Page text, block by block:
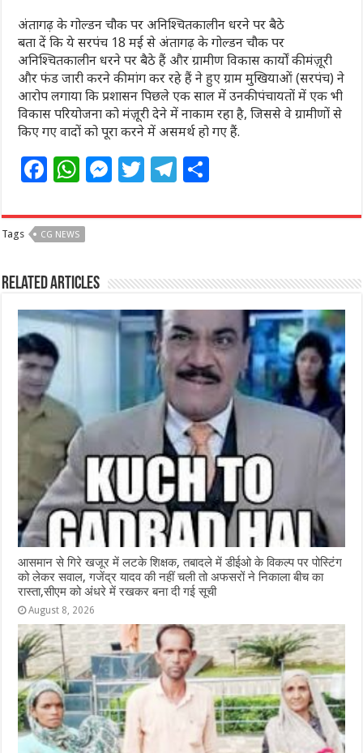
अंतागढ़ के गोल्डन चौक पर अनिश्चितकालीन धरने पर बैठे
बता दें कि ये सरपंच 18 मई से अंतागढ़ के गोल्डन चौक पर
अनिश्चितकालीन धरने पर बैठे हैं और ग्रामीण विकास कार्यों की मंज़ूरी
और फंड जारी करने की मांग कर रहे हैं ने हुए ग्राम मुखियाओं (सरपंच) ने
आरोप लगाया कि प्रशासन पिछले एक साल में उनकी पंचायतों में एक भी
विकास परियोजना को मंज़ूरी देने में नाकाम रहा है, जिससे वे ग्रामीणों से
किए गए वादों को पूरा करने में असमर्थ हो गए हैं.
F
c
e
b
o
o
k
W
at
s
A
p
p
M
ss
n
g
e
T
itt
r
T
e
ra
m
ar
Tags CG NEWS
Related Articles
आसमान से गिरे खजूर में लटके शिक्षक, तबादले में डीईओ के विकल्प पर पोस्टिंग
को लेकर सवाल, गजेंद्र यादव की नहीं चली तो अफसरों ने निकाला बीच का
रास्ता,सीएम को अंधरे में रखकर बना दी गई सूची
August 8, 2026